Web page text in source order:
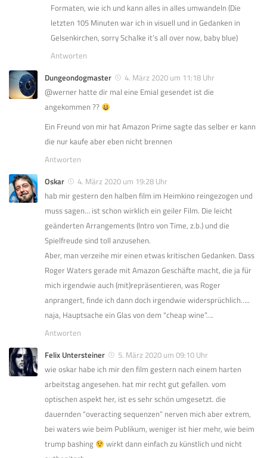
Formaten, wie ich und kann alles in alles umwandeln (Die
letzten 105 Minuten war ich in visuell und in Gedanken in
Gelsenkirchen, sorry Schalke it’s all over now, baby blue)
Antworten
Dungeondogmaster
4. März 2020 um 11:18 Uhr
@werner hatte dir mal eine Emial gesendet ist die
angekommen ??
Ein Freund von mir hat Amazon Prime sagte das selber er kann
die nur kaufe aber eben nicht brennen
Antworten
Oskar
4. März 2020 um 19:28 Uhr
hab mir gestern den halben film im Heimkino reingezogen und
muss sagen… ist schon wirklich ein geiler Film. Die leicht
geänderten Arrangements (Intro von Time, z.b.) und die
Spielfreude sind toll anzusehen.
Aber, man verzeihe mir einen etwas kritischen Gedanken. Dass
Roger Waters gerade mit Amazon Geschäfte macht, die ja für
mich irgendwie auch (mit)repräsentieren, was Roger
anprangert, finde ich dann doch irgendwie widersprüchlich…..
naja, Hauptsache ein Glas von dem “cheap wine”….
Antworten
Felix Untersteiner
5. März 2020 um 09:10 Uhr
wie oskar habe ich mir den film gestern nach einem harten
arbeitstag angesehen. hat mir recht gut gefallen. vom
optischen aspekt her, ist es sehr schön umgesetzt. die
dauernden “overacting sequenzen” nerven mich aber extrem,
bei waters wie beim Publikum, weniger ist hier mehr, wie beim
trump bashing
wirkt dann einfach zu künstlich und nicht